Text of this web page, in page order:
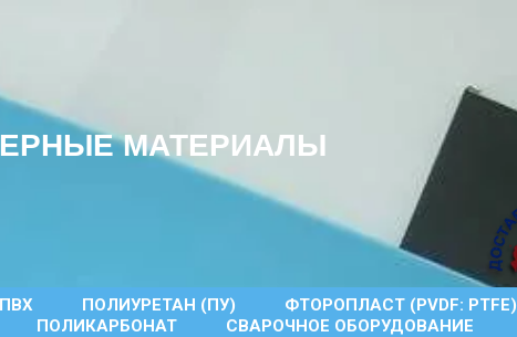
МАТЕРИАЛЫ
ПВХ ПОЛИУРЕТАН (ПУ) ФТОРОПЛАСТ (PVDF: PTFE)
ПОЛИКАРБОНАТ СВАРОЧНОЕ ОБОРУДОВАНИЕ